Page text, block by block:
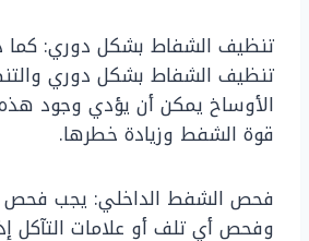
تنظيف الشفاط بشكل دوري: كما
تنظيف الشفاط بشكل دوري
الأوساخ يمكن أن يؤدي وجود هذه
قوة الشفط وزيادة خطرها.
فحص الشفط الداخلي: يجب فحص
وفحص أي تلف أو علامات التآكل